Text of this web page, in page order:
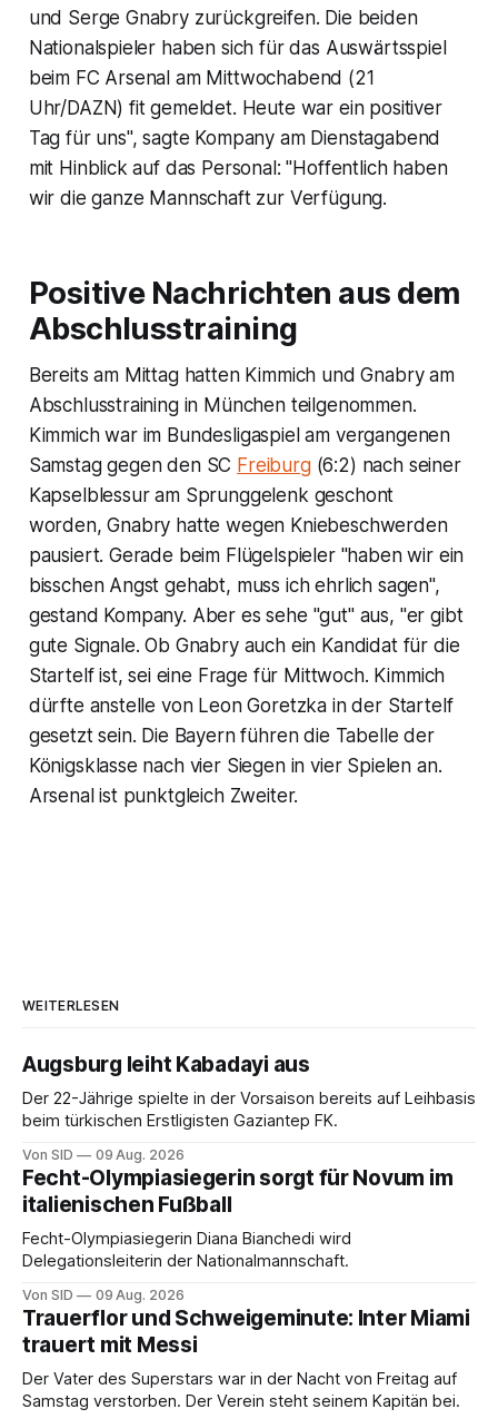
und Serge Gnabry zurückgreifen. Die beiden
Nationalspieler haben sich für das Auswärtsspiel
beim FC Arsenal am Mittwochabend (21
Uhr/DAZN) fit gemeldet. Heute war ein positiver
Tag für uns", sagte Kompany am Dienstagabend
mit Hinblick auf das Personal: "Hoffentlich haben
wir die ganze Mannschaft zur Verfügung.
Positive Nachrichten aus dem
Abschlusstraining
Bereits am Mittag hatten Kimmich und Gnabry am
Abschlusstraining in München teilgenommen.
Kimmich war im Bundesligaspiel am vergangenen
Samstag gegen den SC Freiburg(6:2) nach seiner
Kapselblessur am Sprunggelenk geschont
worden, Gnabry hatte wegen Kniebeschwerden
pausiert. Gerade beim Flügelspieler "haben wir ein
bisschen Angst gehabt, muss ich ehrlich sagen",
gestand Kompany. Aber es sehe "gut" aus, "er gibt
gute Signale. Ob Gnabry auch ein Kandidat für die
Startelf ist, sei eine Frage für Mittwoch. Kimmich
dürfte anstelle von Leon Goretzka in der Startelf
gesetzt sein. Die Bayern führen die Tabelle der
Königsklasse nach vier Siegen in vier Spielen an.
Arsenal ist punktgleich Zweiter.
WEITERLESEN
Augsburg leiht Kabadayi aus
Der 22-Jährige spielte in der Vorsaison bereits auf Leihbasis
beim türkischen Erstligisten Gaziantep FK.
Von SID 09 Aug. 2026
Fecht-Olympiasiegerin sorgt für Novum im
italienischen Fußball
Fecht-Olympiasiegerin Diana Bianchedi wird
Delegationsleiterin der Nationalmannschaft.
Von SID 09 Aug. 2026
Trauerflor und Schweigeminute: Inter Miami
trauert mit Messi
Der Vater des Superstars war in der Nacht von Freitag auf
Samstag verstorben. Der Verein steht seinem Kapitän bei.